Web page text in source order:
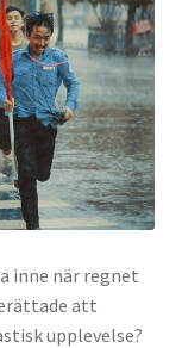
inne när regnet
att
upplevelse?